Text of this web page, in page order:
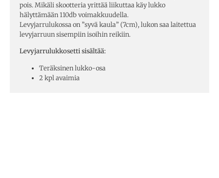
pois. Mikäli skootteria yrittää liikuttaa käy lukko
hälyttämään 110db voimakkuudella.
Levyjarrulukossa on ”syvä kaula” (7cm), lukon saa laitettua
levyjarruun sisempiin isoihin reikiin.
Levyjarrulukkosetti sisältää:
Teräksinen lukko-osa
2 kpl avaimia